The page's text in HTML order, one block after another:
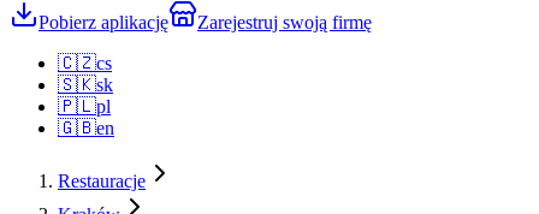
Pobierz aplikację
Zarejestruj swoją firmę
🇨🇿cs
🇸🇰sk
🇵🇱pl
🇬🇧en
Restauracje